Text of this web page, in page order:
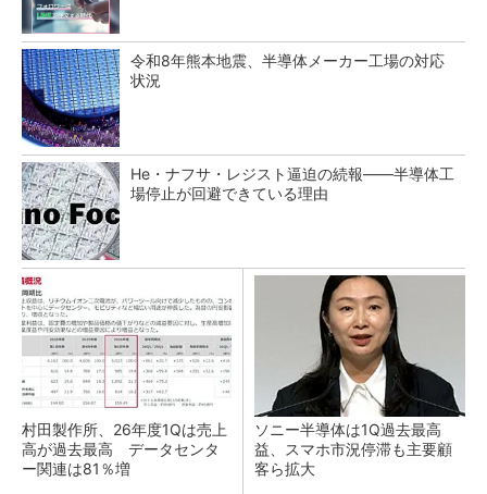
令和8年熊本地震、半導体メーカー工場の対応
状況
He・ナフサ・レジスト逼迫の続報――半導体工
場停止が回避できている理由
村田製作所、26年度1Qは売上
高が過去最高 データセンタ
ー関連は81％増
ソニー半導体は1Q過去最高
益、スマホ市況停滞も主要顧
客ら拡大